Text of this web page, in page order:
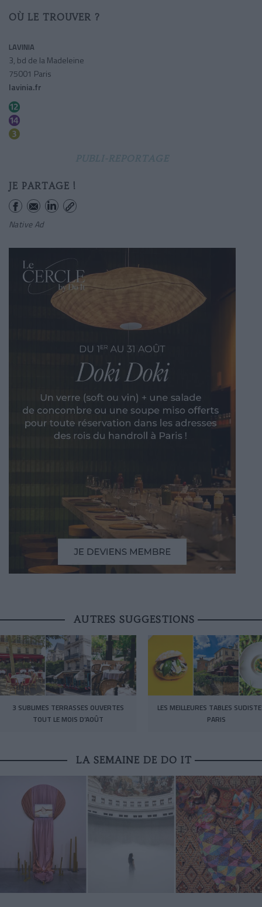
OÙ LE TROUVER ?
LAVINIA
3, bd de la Madeleine
75001 Paris
lavinia.fr
JE PARTAGE !
Native Ad
AUTRES SUGGESTIONS
3 SUBLIMES TERRASSES OUVERTES
TOUT LE MOIS D’AOÛT
LES MEILLEURES TABLES
PARIS
LA SEMAINE DE DO IT